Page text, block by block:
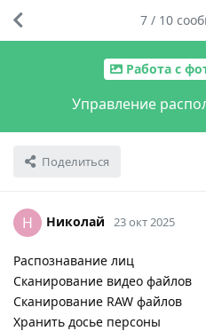
Работа с
Управление
Поделиться
7/ 10
Н Николай 23 окт 2025
Распознавание лиц
Сканирование видео файлов
Сканирование RAW файлов
Хранить досье персоны